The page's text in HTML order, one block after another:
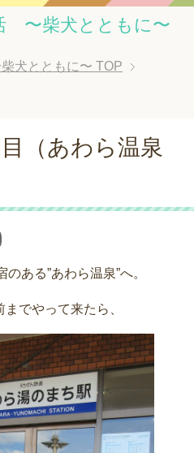
〜柴犬とともに〜
犬とともに〜 TOP
（あわら温泉
ある”あわら温泉”へ。
でやって来たら、